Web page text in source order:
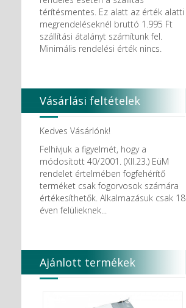
térítésmentes. Ez alatt az érték alatti
megrendeléseknél bruttó 1.995 Ft
szállítási átalányt számítunk fel.
Minimális rendelési érték nincs.
Vásárlási feltételek
Kedves Vásárlónk!
Felhívjuk a figyelmét, hogy a
módosított 40/2001. (XII.23.) EüM
rendelet értelmében fogfehérítő
terméket csak fogorvosok számára
értékesíthetők. Alkalmazásuk csak 18
éven felülieknek...
Ajánlott termékek